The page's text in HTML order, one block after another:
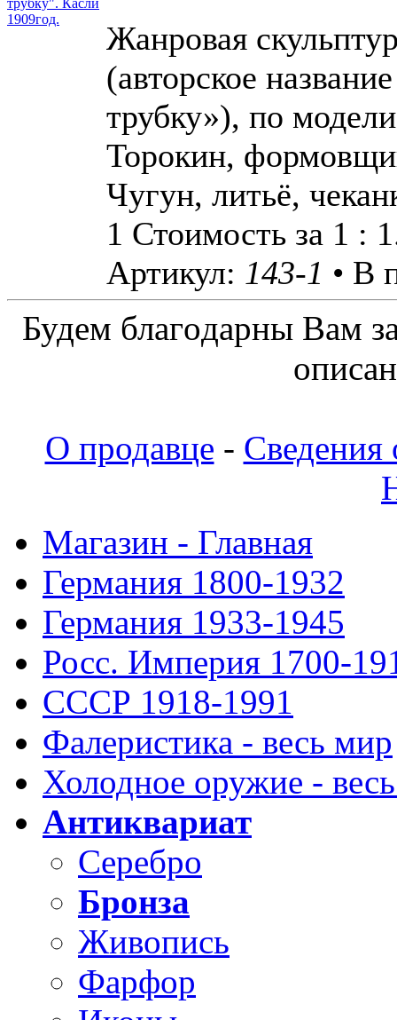
Жанровая
(авторское
трубку»), по
Торокин,
Чугун, литьё,
1 Стоимость за 1 :
Артикул: 143-1 • В
Будeм блaгoдapны Вaм
О продавце - Сведения
Магазин - Главная
Германия 1800-1932
Германия 1933-1945
Росс. Империя 1700-
СССР 1918-1991
Фалеристика - весь мир
Холодное оружие -
Антиквариат
Серебро
Бронза
Живопись
Фарфор